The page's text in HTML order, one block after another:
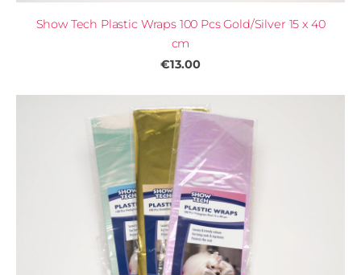
Show Tech Plastic Wraps 100 Pcs Gold/Silver 15 x 40
cm
€13.00